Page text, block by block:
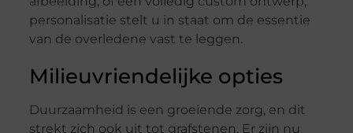
personalisatie stelt u in staat om de essentie
van de overledene vast te leggen.
Milieuvriendelijke opties
Duurzaamheid is een groeiende zorg, en dit
strekt zich ook uit tot grafstenen. Er zijn nu